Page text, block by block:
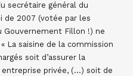
secrétaire général du
de 2007 (votée par les
Gouvernement Fillon !) ne
La saisine de la commission
soit d’assurer la
entreprise privée, (…) soit de